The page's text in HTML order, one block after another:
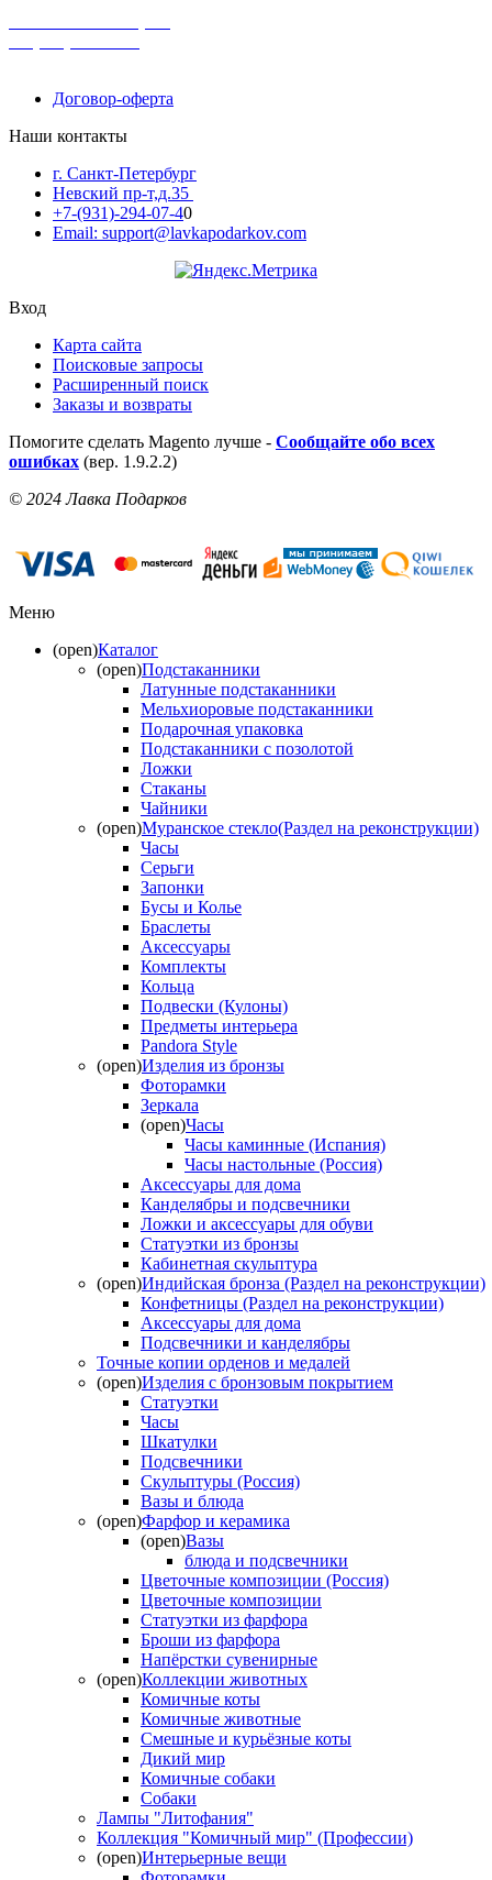
Договор-оферта
Наши контакты
г. Санкт-Петербург
Невский пр-т,д.35
+7-(931)-294-07-40
Email: support@lavkapodarkov.com
Вход
Карта сайта
Поисковые запросы
Расширенный поиск
Заказы и возвраты
Помогите сделать Magento лучше - Сообщайте обо всех
ошибках (вер. 1.9.2.2)
© 2024 Лавка Подарков
Меню
(open)Каталог
(open)Подстаканники
Латунные подстаканники
Мельхиоровые подстаканники
Подарочная упаковка
Подстаканники с позолотой
Ложки
Стаканы
Чайники
(open)Муранское стекло(Раздел на реконструкции)
Часы
Серьги
Запонки
Бусы и Колье
Браслеты
Аксессуары
Комплекты
Кольца
Подвески (Кулоны)
Предметы интерьера
Pandora Style
(open)Изделия из бронзы
Фоторамки
Зеркала
(open)Часы
Часы каминные (Испания)
Часы настольные (Россия)
Аксессуары для дома
Канделябры и подсвечники
Ложки и аксессуары для обуви
Статуэтки из бронзы
Кабинетная скульптура
(open)Индийская бронза (Раздел на реконструкции)
Конфетницы (Раздел на реконструкции)
Аксессуары для дома
Подсвечники и канделябры
Точные копии орденов и медалей
(open)Изделия с бронзовым покрытием
Статуэтки
Часы
Шкатулки
Подсвечники
Скульптуры (Россия)
Вазы и блюда
(open)Фарфор и керамика
(open)Вазы
блюда и подсвечники
Цветочные композиции (Россия)
Цветочные композиции
Статуэтки из фарфора
Броши из фарфора
Напёрстки сувенирные
(open)Коллекции животных
Комичные коты
Комичные животные
Смешные и курьёзные коты
Дикий мир
Комичные собаки
Собаки
Лампы "Литофания"
Коллекция "Комичный мир" (Профессии)
(open)Интерьерные вещи